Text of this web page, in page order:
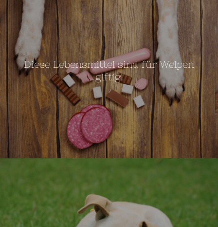
Diese Lebensmittel sind für Welpen
giftig!